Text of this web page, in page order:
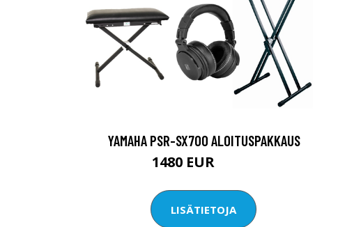
YAMAHA PSR-SX700 ALOITUSPAKKAUS
1480 EUR
LISÄTIETOJA